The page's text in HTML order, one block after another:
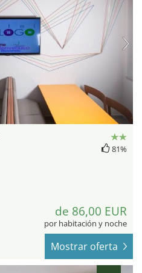
81%
de 86,00 EUR
por habitación y noche
Mostrar oferta